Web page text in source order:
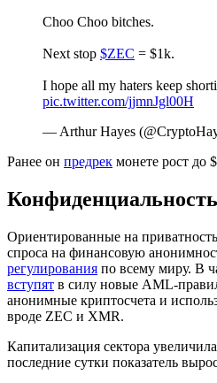
Choo Choo bitches.
Next stop $ZEC = $1k.
I hope all my haters keep
pic.twitter.com/jjmnJgl00H
— Arthur Hayes
Ранее он предрек монете рост до
Ориентированные на
спроса на финансовую
регулирования по всему миру. В
вступят в силу новые AML-
анонимные криптосчета и
вроде ZEC и XMR.
Капитализация сектора
последние сутки показатель